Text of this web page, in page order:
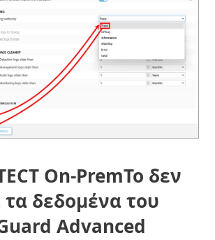
On-PremΤο δεν
δεδομένα του
Advanced